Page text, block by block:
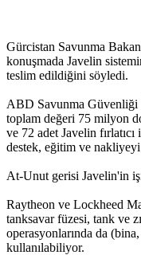
Gürcistan Savunma
konuşmada Javelin
teslim edildiğini söyledi.
ABD Savunma Güvenliği
toplam değeri 75 milyon
ve 72 adet Javelin
destek, eğitim ve nakliyeyi
At-Unut gerisi Javelin'in
Raytheon ve Lockheed
tanksavar füzesi, tank ve
operasyonlarında da
kullanılabiliyor.